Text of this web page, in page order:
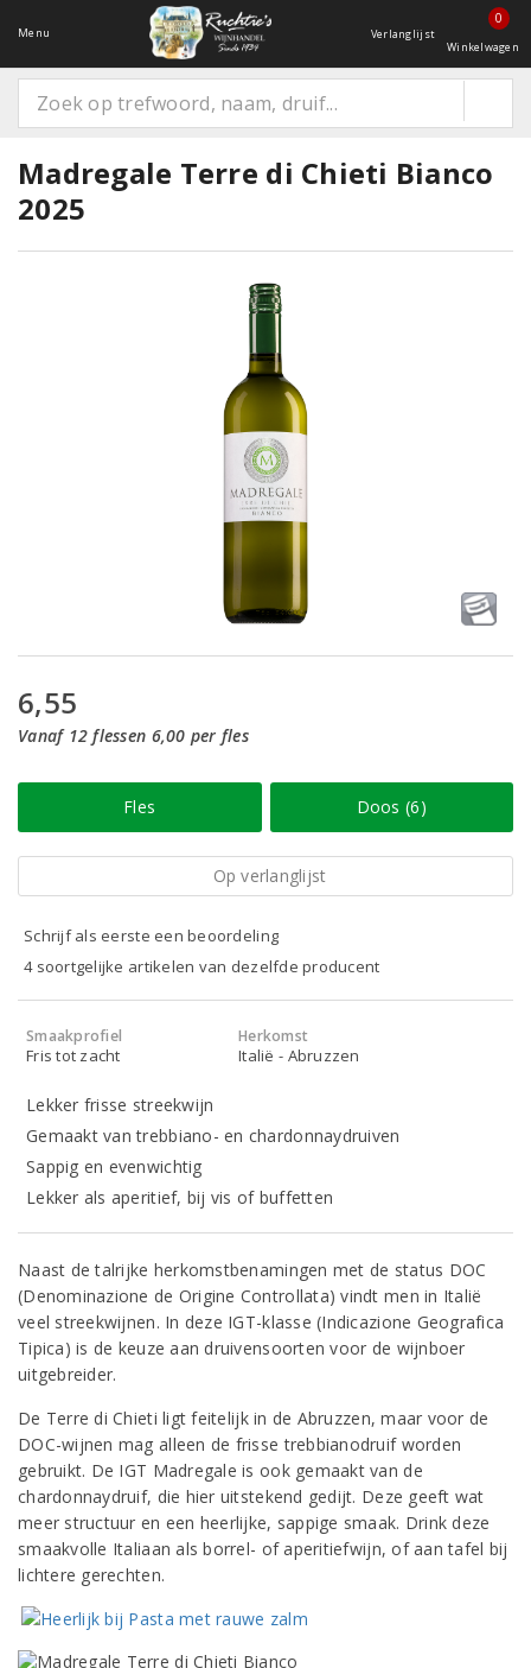
Menu Verlanglijst
0
Winkelwagen
Madregale Terre di Chieti Bianco
2025
6,55
Vanaf 12 flessen 6,00 per fles
Fles Doos (6)
Op verlanglijst
Schrijf als eerste een beoordeling
4 soortgelijke artikelen van dezelfde producent
Smaakprofiel
Fris tot zacht
Herkomst
Italië - Abruzzen
Lekker frisse streekwijn
Gemaakt van trebbiano- en chardonnaydruiven
Sappig en evenwichtig
Lekker als aperitief, bij vis of buffetten
Naast de talrijke herkomstbenamingen met de status DOC
(Denominazione de Origine Controllata) vindt men in Italië
veel streekwijnen. In deze IGT-klasse (Indicazione Geografica
Tipica) is de keuze aan druivensoorten voor de wijnboer
uitgebreider.
De Terre di Chieti ligt feitelijk in de Abruzzen, maar voor de
DOC-wijnen mag alleen de frisse trebbianodruif worden
gebruikt. De IGT Madregale is ook gemaakt van de
chardonnaydruif, die hier uitstekend gedijt. Deze geeft wat
meer structuur en een heerlijke, sappige smaak. Drink deze
smaakvolle Italiaan als borrel- of aperitiefwijn, of aan tafel bij
lichtere gerechten.